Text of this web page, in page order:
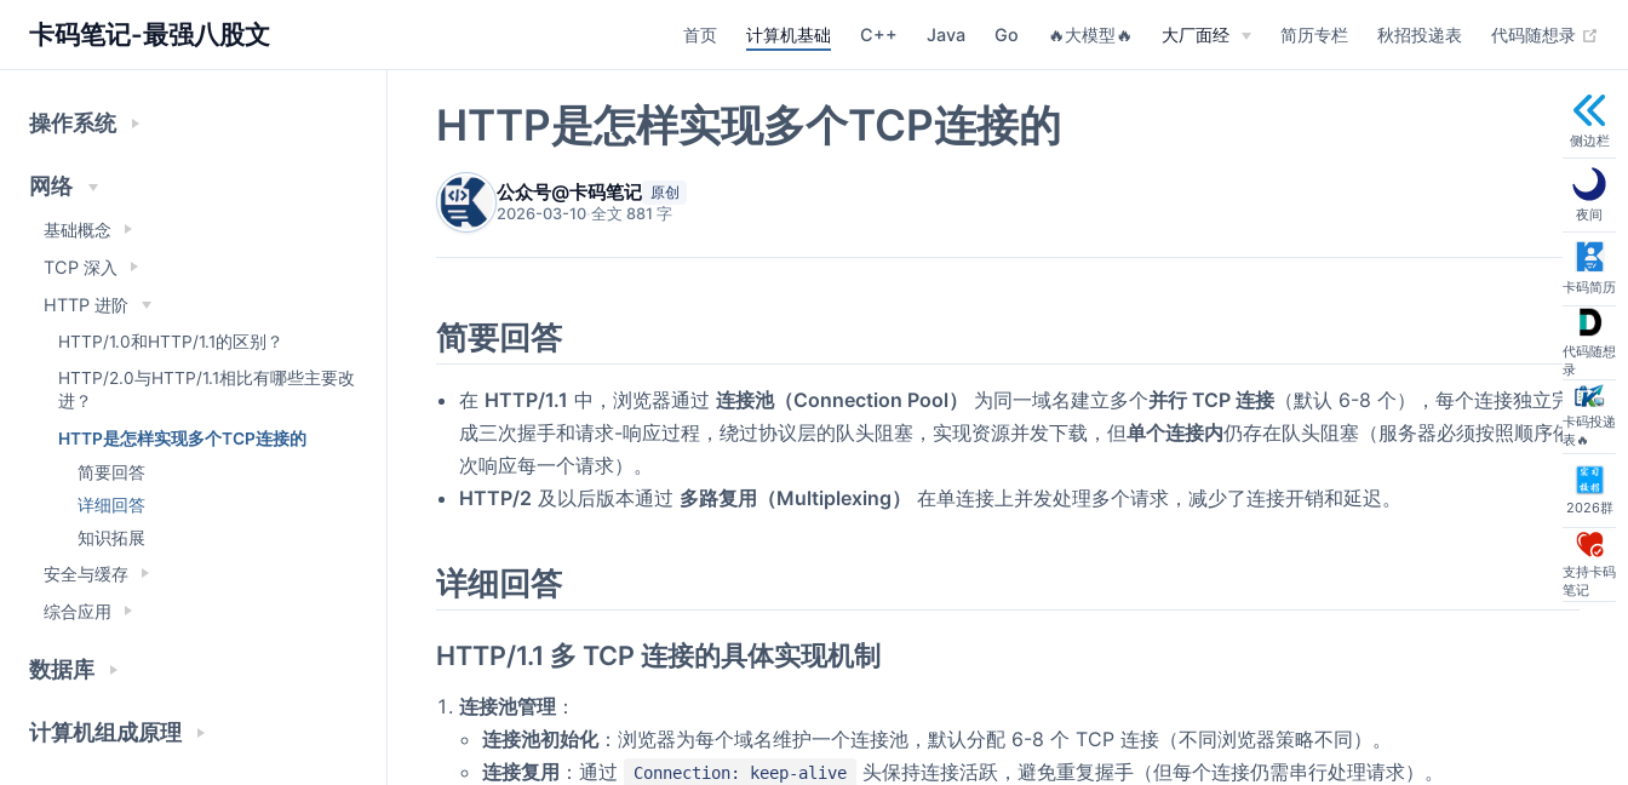
卡码笔记-最强八股文 首页 计算机基础 C++ Java Go 🔥大模型🔥 大厂面经 简历专栏 秋招投递表 代码随想录
操作系统
网络
基础概念
TCP 深入
HTTP 进阶
HTTP/1.0和HTTP/1.1的区别？
HTTP/2.0与HTTP/1.1相比有哪些主要改
进？
HTTP是怎样实现多个TCP连接的
简要回答
详细回答
知识拓展
安全与缓存
综合应用
数据库
计算机组成原理
HTTP是怎样实现多个TCP连接的
公众号@卡码笔记 原创
2026-03-10·全文 881 字
简要回答
在 HTTP/1.1 中，浏览器通过连接池（Connection Pool） 为同一域名建立多个并行 TCP 连接 （默认 6-8 个），每个连接独立完
成三次握手和请求-响应过程，绕过协议层的队头阻塞，实现资源并发下载，但单个连接内仍存在队头阻塞（服务器必须按照顺序依
次响应每一个请求）。
HTTP/2 及以后版本通过 多路复用（Multiplexing） 在单连接上并发处理多个请求，减少了连接开销和延迟。
详细回答
HTTP/1.1 多 TCP 连接的具体实现机制
连接池管理 ：
连接池初始化：浏览器为每个域名维护一个连接池，默认分配 6-8 个 TCP 连接（不同浏览器策略不同）。
连接复用 ：通过 Connection: keep-alive
头保持连接活跃，避免重复握手（但每个连接仍需串行处理请求）。
侧边栏
夜间
卡码简历
代码随想
录
卡码投递
表🔥
2026群
支持卡码
笔记